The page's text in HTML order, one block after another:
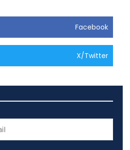
Facebook
X/Twitter